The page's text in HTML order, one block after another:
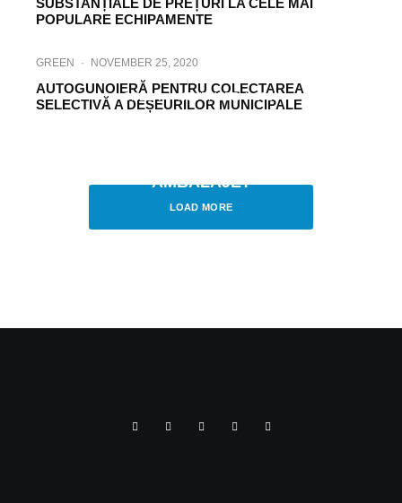
SUBSTANȚIALE DE PREȚURI LA CELE MAI
POPULARE ECHIPAMENTE
GREEN · NOVEMBER 25, 2020
AUTOGUNOIERĂ PENTRU COLECTAREA
SELECTIVĂ A DEȘEURILOR MUNICIPALE
GREEN · NOVEMBER 4, 2020
AMBALAJE?
LOAD MORE